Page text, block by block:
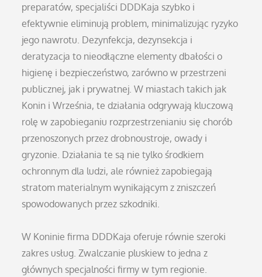
preparatów, specjaliści DDDKaja szybko i
efektywnie eliminują problem, minimalizując ryzyko
jego nawrotu. Dezynfekcja, dezynsekcja i
deratyzacja to nieodłączne elementy dbałości o
higienę i bezpieczeństwo, zarówno w przestrzeni
publicznej, jak i prywatnej. W miastach takich jak
Konin i Września, te działania odgrywają kluczową
rolę w zapobieganiu rozprzestrzenianiu się chorób
przenoszonych przez drobnoustroje, owady i
gryzonie. Działania te są nie tylko środkiem
ochronnym dla ludzi, ale również zapobiegają
stratom materialnym wynikającym z zniszczeń
spowodowanych przez szkodniki.
W Koninie firma DDDKaja oferuje równie szeroki
zakres usług. Zwalczanie pluskiew to jedna z
głównych specjalności firmy w tym regionie.